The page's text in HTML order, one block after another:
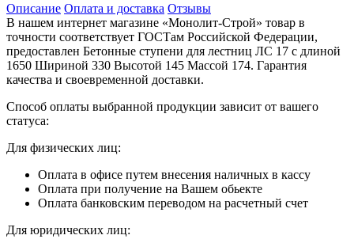
Описание Оплата и доставка Отзывы
В нашем интернет магазине «Монолит-Строй» товар в
точности соответствует ГОСТам Российской Федерации,
предоставлен Бетонные ступени для лестниц ЛС 17 с длиной
1650 Шириной 330 Высотой 145 Массой 174. Гарантия
качества и своевременной доставки.
Способ оплаты выбранной продукции зависит от вашего
статуса:
Для физических лиц:
Оплата в офисе путем внесения наличных в кассу
Оплата при получение на Вашем обьекте
Оплата банковским переводом на расчетный счет
Для юридических лиц: